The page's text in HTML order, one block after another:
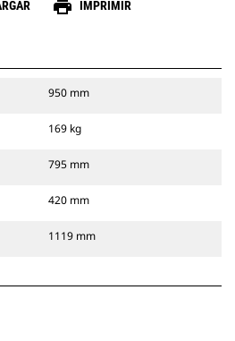
print IMPRIMIR
950 mm
169 kg
795 mm
420 mm
1119 mm